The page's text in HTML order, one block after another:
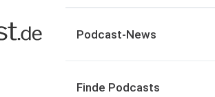
Podcast-News
Finde Podcasts